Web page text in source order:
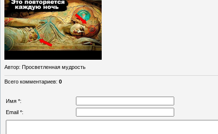
Автор: Просветленная мудрость
Всего комментариев: 0
Имя *:
Email *: